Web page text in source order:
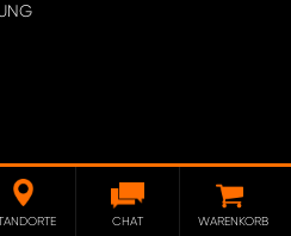
CHAT WARENKORB